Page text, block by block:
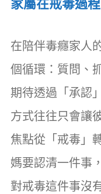
在陪伴毒癮家人
個循環：質問、
期待透過「承認
方式往往只會讓
焦點從「戒毒」
媽要認清一件事
對戒毒這件事沒